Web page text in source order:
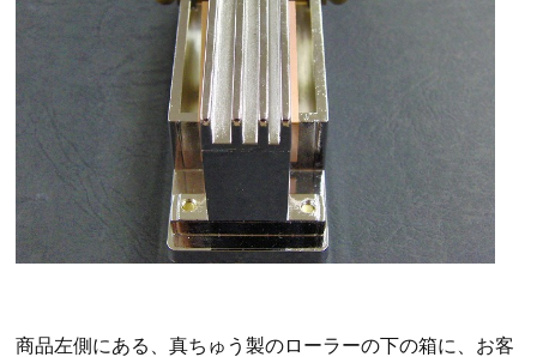
商品左側にある、真ちゅう製のローラーの下の箱に、お客